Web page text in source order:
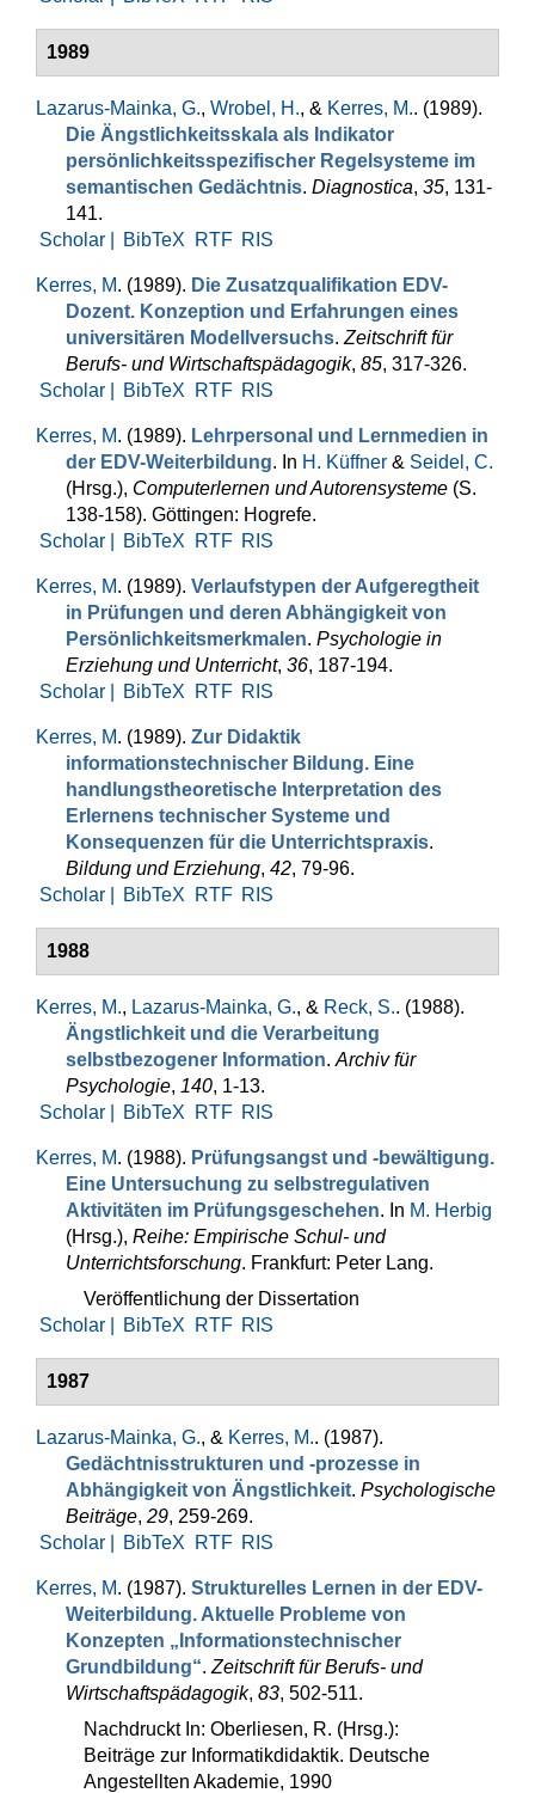
1989
Lazarus-Mainka, G., Wrobel, H., & Kerres, M.. (1989).
Die Ängstlich­keits­skala als Indikator
persönlichkeitsspezi­fischer Regelsysteme im
semantischen Gedächtnis. Diagnostica, 35, 131-
141.
Scholar |
BibTeX RTF RIS
Kerres, M. (1989). Die Zusatzqualifikation EDV-
Dozent. Konzeption und Erfah­rungen eines
universitären Modellversuchs. Zeitschrift für
Berufs- und Wirtschaftspädagogik, 85, 317-326.
Scholar |
BibTeX RTF RIS
Kerres, M. (1989). Lehrpersonal und Lernmedien in
der EDV-Weiterbil­dung. In H. Küffner & Seidel, C.
(Hrsg.), Computerlernen und Autorensysteme (S.
138-158). Göttingen: Hogrefe.
Scholar |
BibTeX RTF RIS
Kerres, M. (1989). Verlaufstypen der Aufgeregtheit
in Prü­fungen und de­ren Abhän­gig­keit von
Persönlichkeitsmerkmalen. Psychologie in
Erziehung und Unterricht, 36, 187-194.
Scholar |
BibTeX RTF RIS
Kerres, M. (1989). Zur Didaktik
informationstechnischer Bildung. Eine
handlungstheoretische Interpretation des
Erlernens technischer Systeme und
Konsequenzen für die Unterrichtspraxis.
Bildung und Erziehung, 42, 79-96.
Scholar |
BibTeX RTF RIS
1988
Kerres, M., Lazarus-Mainka, G., & Reck, S.. (1988).
Ängstlichkeit und die Verarbeitung
selbstbezogener Information. Archiv für
Psychologie, 140, 1-13.
Scholar |
BibTeX RTF RIS
Kerres, M. (1988). Prüfungsangst und -bewältigung.
Eine Un­tersuchung zu selbstregulativen
Aktivitäten im Prüfungsgeschehen. In M. Herbig
(Hrsg.), Reihe: Empirische Schul- und
Unterrichtsforschung. Frankfurt: Peter Lang.
Veröffentlichung der Dissertation
Scholar |
BibTeX RTF RIS
1987
Lazarus-Mainka, G., & Kerres, M.. (1987).
Gedächtnisstrukturen und -prozesse in
Abhängigkeit von Ängstlichkeit. Psychologische
Beiträge, 29, 259-269.
Scholar |
BibTeX RTF RIS
Kerres, M. (1987). Strukturelles Lernen in der EDV-
Weiter­bildung. Aktuelle Probleme von
Konzepten „Informations­technischer
Grundbildung“. Zeit­schrift für Berufs- und
Wirtschaftspädagogik, 83, 502-511.
Nachdruckt In: Oberliesen, R. (Hrsg.):
Beiträge zur Informatikdidaktik. Deutsche
Angestellten Akademie, 1990